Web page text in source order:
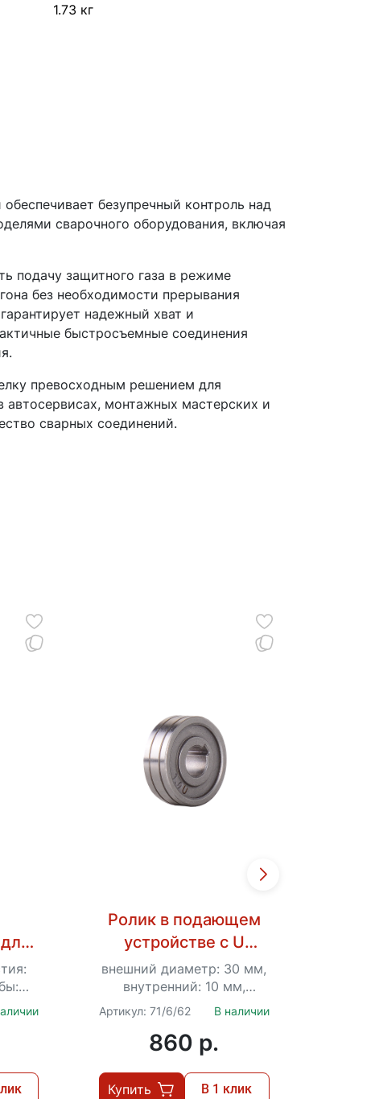
1.73 кг
безупречный контроль над
сварочного оборудования, включая
подачу защитного газа в режиме
без необходимости прерывания
надежный хват и
быстросъемные соединения
превосходным решением для
монтажных мастерских и
сварных соединений.
Ролик в подающем
устройстве с U
канавкой для AL
0,8/1,0 для Ресанта
САИПА-200, 220,
220
внешний диаметр: 30 мм,
внутренний: 10 мм,
толщина: 10 мм
Артикул: 71/6/62 В наличии
860 p.
Купить В 1 клик